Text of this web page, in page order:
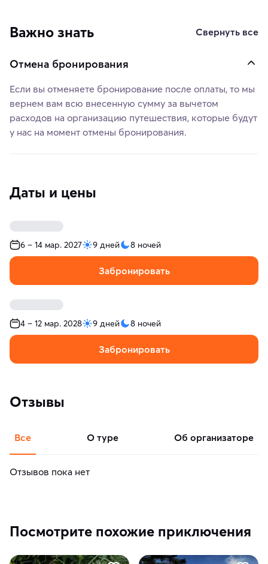
Важно знать Свернуть все
Отмена бронирования
Если вы отменяете бронирование после оплаты, то мы
вернем вам всю внесенную сумму за вычетом
расходов на организацию путешествия, которые будут
у нас на момент отмены бронирования.
Даты и цены
6 – 14 мар. 2027 9 дней 8 ночей
Забронировать
4 – 12 мар. 2028 9 дней 8 ночей
Забронировать
Отзывы
Все о туре об организаторе
Отзывов пока нет
Посмотрите похожие приключения